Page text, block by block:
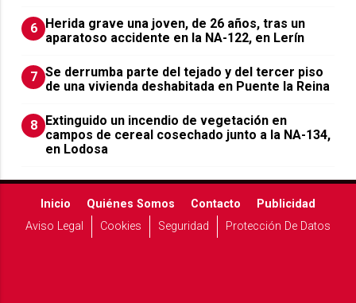
6 Herida grave una joven, de 26 años, tras un
aparatoso accidente en la NA-122, en Lerín
7 Se derrumba parte del tejado y del tercer piso
de una vivienda deshabitada en Puente la Reina
8 Extinguido un incendio de vegetación en
campos de cereal cosechado junto a la NA-134,
en Lodosa
Inicio Quiénes Somos Contacto
Publicidad
Aviso Legal
Cookies Seguridad Protección De Datos